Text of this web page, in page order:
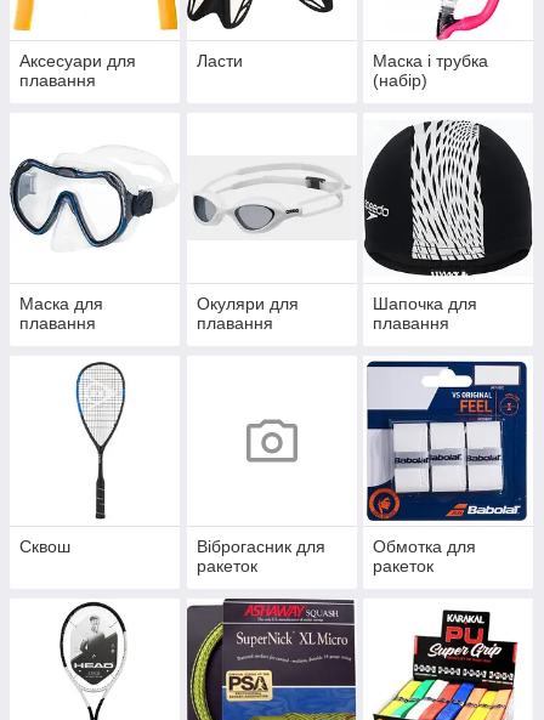
Аксесуари для
плавання
Ласти
Маска і трубка
(набір)
Маска для
плавання
Окуляри для
плавання
Шапочка для
плавання
Сквош
Віброгасник для
ракеток
Обмотка для
ракеток